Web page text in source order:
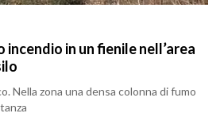
in un fienile nell’area
Nella zona una densa colonna di fumo